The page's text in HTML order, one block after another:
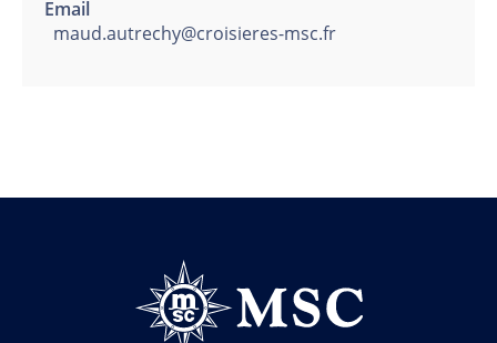
Email
maud.autrechy@croisieres-msc.fr